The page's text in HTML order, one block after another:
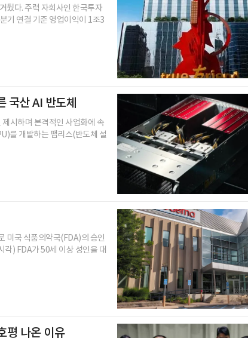
뒀다. 주력 자회사인 한국투자
기 연결 기준 영업이익이 1조3
국산 AI 반도체
시하며 본격적인 사업화에 속
를 개발하는 팹리스(반도체 설
미국 식품의약국(FDA)의 승인
각) FDA가 50세 이상 성인을 대
평 나온 이유